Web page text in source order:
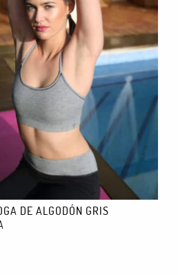
DE ALGODÓN GRIS